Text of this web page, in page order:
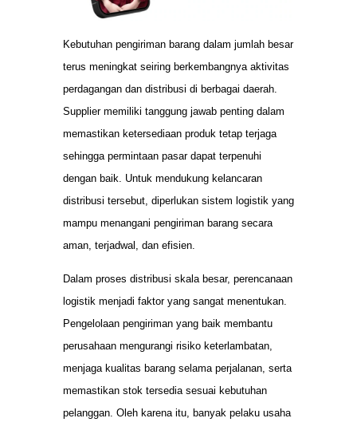
Kebutuhan pengiriman barang dalam jumlah besar
terus meningkat seiring berkembangnya aktivitas
perdagangan dan distribusi di berbagai daerah.
Supplier memiliki tanggung jawab penting dalam
memastikan ketersediaan produk tetap terjaga
sehingga permintaan pasar dapat terpenuhi
dengan baik. Untuk mendukung kelancaran
distribusi tersebut, diperlukan sistem logistik yang
mampu menangani pengiriman barang secara
aman, terjadwal, dan efisien.
Dalam proses distribusi skala besar, perencanaan
logistik menjadi faktor yang sangat menentukan.
Pengelolaan pengiriman yang baik membantu
perusahaan mengurangi risiko keterlambatan,
menjaga kualitas barang selama perjalanan, serta
memastikan stok tersedia sesuai kebutuhan
pelanggan. Oleh karena itu, banyak pelaku usaha